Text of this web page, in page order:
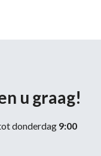
u graag!
donderdag 9:00